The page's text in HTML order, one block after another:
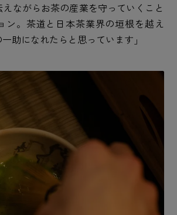
ながらお茶の産業を守っていくこと
ン。茶道と日本茶業界の垣根を越え
助になれたらと思っています」